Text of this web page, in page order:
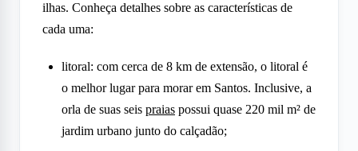
ilhas. Conheça detalhes sobre as características de
cada uma:
litoral: com cerca de 8 km de extensão, o litoral é
o melhor lugar para morar em Santos. Inclusive, a
orla de suas seis praias possui quase 220 mil m² de
jardim urbano junto do calçadão;